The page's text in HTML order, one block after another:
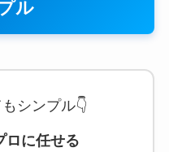
ル
シンプル👇
ロに任せる